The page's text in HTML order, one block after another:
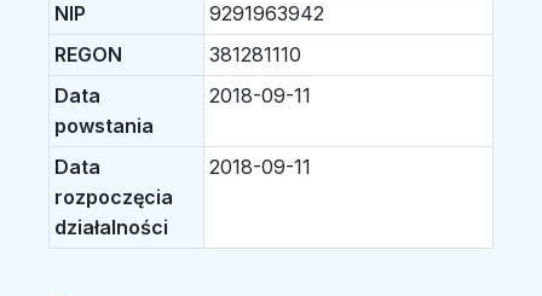
NIP
9291963942
REGON
381281110
Data
powstania
2018-09-11
Data
rozpoczęcia
działalności
2018-09-11